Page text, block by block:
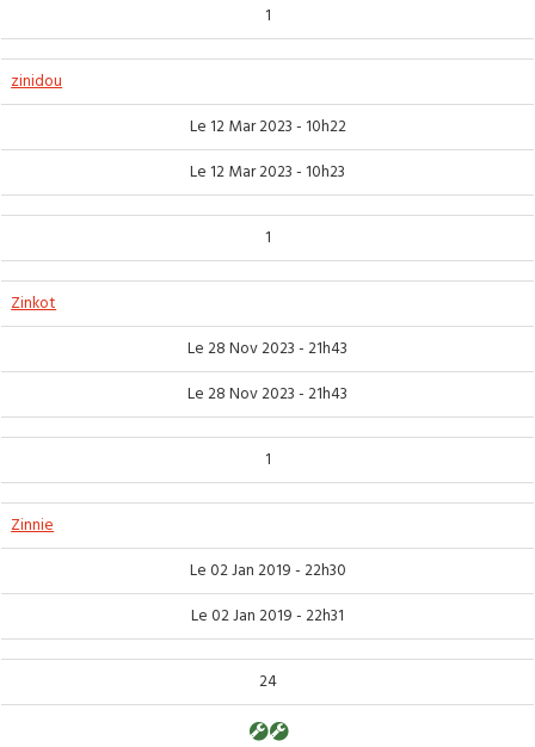
1
zinidou
Le 12 Mar 2023 - 10h22
Le 12 Mar 2023 - 10h23
1
Zinkot
Le 28 Nov 2023 - 21h43
Le 28 Nov 2023 - 21h43
1
Zinnie
Le 02 Jan 2019 - 22h30
Le 02 Jan 2019 - 22h31
24